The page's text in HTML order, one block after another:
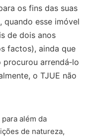
os fins das suas
quando esse imóvel
de dois anos
factos), ainda que
arrendá‑lo
o TJUE não
além da
de natureza,